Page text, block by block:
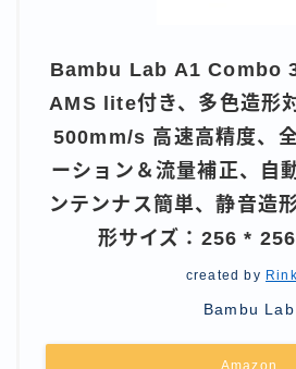
Bambu Lab A1 Combo
AMS lite付き、多色造形
500mm/s 高速高精度、
ーション＆流量補正、自
ンテンナス簡単、静音造
形サイズ：256 *
created by
Bambu Lab
Amazon